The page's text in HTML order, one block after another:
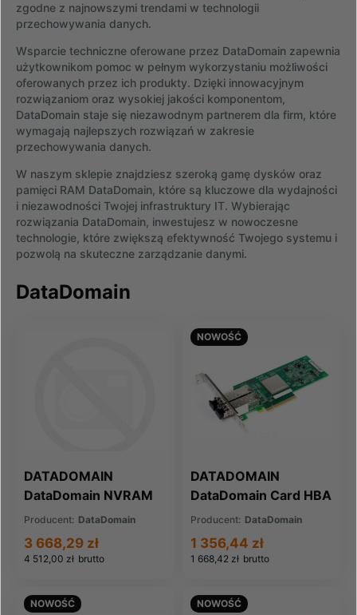
zgodne z najnowszymi trendami w technologii
przechowywania danych.
Wsparcie techniczne oferowane przez DataDomain zapewnia
użytkownikom pomoc w pełnym wykorzystaniu możliwości
oferowanych przez ich produkty. Dzięki innowacyjnym
rozwiązaniom oraz wysokiej jakości komponentom,
DataDomain staje się niezawodnym partnerem dla firm, które
wymagają najlepszych rozwiązań w zakresie
przechowywania danych.
W naszym sklepie znajdziesz szeroką gamę dysków oraz
pamięci RAM DataDomain, które są kluczowe dla wydajności
i niezawodności Twojej infrastruktury IT. Wybierając
rozwiązania DataDomain, inwestujesz w nowoczesne
technologie, które zwiększą efektywność Twojego systemu i
pozwolą na skuteczne zarządzanie danymi.
DataDomain
DATADOMAIN
DataDomain NVRAM
BBU (X-2UC-NVBB)
Producent: DataDomain
4 512,00 zł brutto
3 668,29 zł
DATADOMAIN
DataDomain Card HBA
SAS PCIe 4 Port (X-
Producent: DataDomain
1 668,42 zł brutto
1 356,44 zł
NOWOŚĆ
NOWOŚĆ NOWOŚĆ